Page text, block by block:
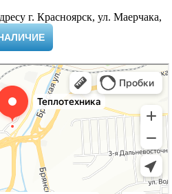
г. Красноярск, ул. Маерчака,